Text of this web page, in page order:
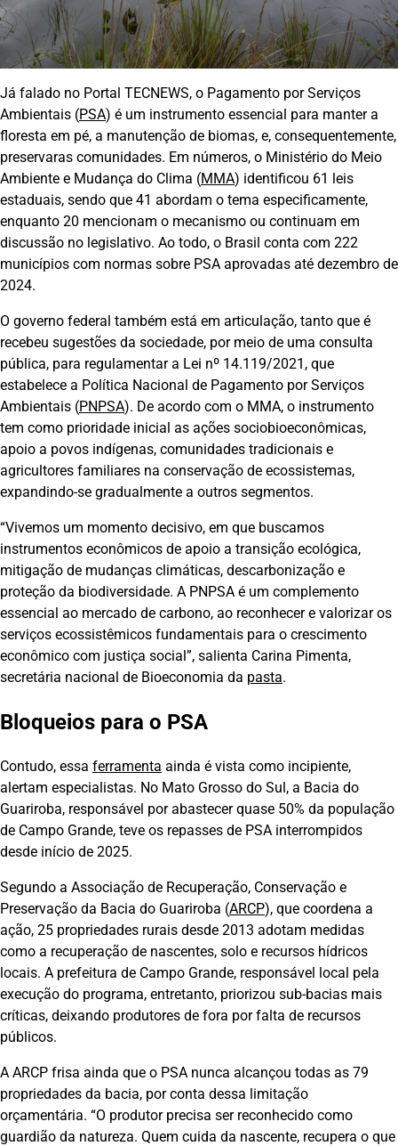
Já falado no Portal TECNEWS, o Pagamento por Serviços
Ambientais (PSA) é um instrumento essencial para manter a
floresta em pé, a manutenção de biomas, e, consequentemente,
preservaras comunidades. Em números, o Ministério do Meio
Ambiente e Mudança do Clima (MMA) identificou 61 leis
estaduais, sendo que 41 abordam o tema especificamente,
enquanto 20 mencionam o mecanismo ou continuam em
discussão no legislativo. Ao todo, o Brasil conta com 222
municípios com normas sobre PSA aprovadas até dezembro de
2024.
O governo federal também está em articulação, tanto que é
recebeu sugestões da sociedade, por meio de uma consulta
pública, para regulamentar a Lei nº 14.119/2021, que
estabelece a Política Nacional de Pagamento por Serviços
Ambientais (PNPSA). De acordo com o MMA, o instrumento
tem como prioridade inicial as ações sociobioeconômicas,
apoio a povos indígenas, comunidades tradicionais e
agricultores familiares na conservação de ecossistemas,
expandindo-se gradualmente a outros segmentos.
“Vivemos um momento decisivo, em que buscamos
instrumentos econômicos de apoio a transição ecológica,
mitigação de mudanças climáticas, descarbonização e
proteção da biodiversidade. A PNPSA é um complemento
essencial ao mercado de carbono, ao reconhecer e valorizar os
serviços ecossistêmicos fundamentais para o crescimento
econômico com justiça social”, salienta Carina Pimenta,
secretária nacional de Bioeconomia da pasta.
Bloqueios para o PSA
Contudo, essa ferramenta ainda é vista como incipiente,
alertam especialistas. No Mato Grosso do Sul, a Bacia do
Guariroba, responsável por abastecer quase 50% da população
de Campo Grande, teve os repasses de PSA interrompidos
desde início de 2025.
Segundo a Associação de Recuperação, Conservação e
Preservação da Bacia do Guariroba (ARCP), que coordena a
ação, 25 propriedades rurais desde 2013 adotam medidas
como a recuperação de nascentes, solo e recursos hídricos
locais. A prefeitura de Campo Grande, responsável local pela
execução do programa, entretanto, priorizou sub-bacias mais
críticas, deixando produtores de fora por falta de recursos
públicos.
A ARCP frisa ainda que o PSA nunca alcançou todas as 79
propriedades da bacia, por conta dessa limitação
orçamentária. “O produtor precisa ser reconhecido como
guardião da natureza. Quem cuida da nascente, recupera o que